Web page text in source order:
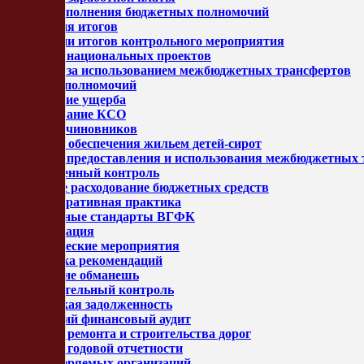
Анализ исполнения бюджетных полномочий
Реализация итогов
Реализации итогов контрольного мероприятия
Контроль национальных проектов
Контроль за использованием межбюджетных трансфертов
Передача полномочий
Возмещение ущерба
Рейтенгование КСО
Мода для чиновников
Проверки обеспечения жильем детей-сирот
Контроль предоставления и использования межбюджетных
Ведомственный контроль
Нецелевое расходование бюджетных средств
Административная практика
Федеральные стандарты ВГФК
Цифровизация
Аналитические мероприятия
Подготовка рекомендаций
Ревизора не обманешь
Предварительный контроль
Дебиторская задолженность
Внутренний финансовый аудит
Проверка ремонта и строительства дорог
Проверка годовой отчетности